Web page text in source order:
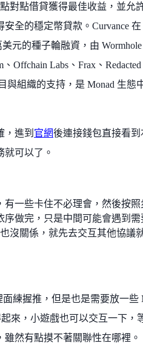
對點借貸獲得最佳收益，並允
全的穩定幣貸款。Curvance 在
元的種子輪融資，由
Offchain Labs、Frax、
與組織的支持，是 Monad 生態
，進到 官網後連接錢包直接看到
就可以了。
有一些卡住不必理會，然後按照
序做完，只是中間可能會遇到需
沒關係，就先去交互其他協議
面練握推，但是也是需要放一些
來，小遊戲也可以交互一下，
然有點摸不著關聯性在哪裡。